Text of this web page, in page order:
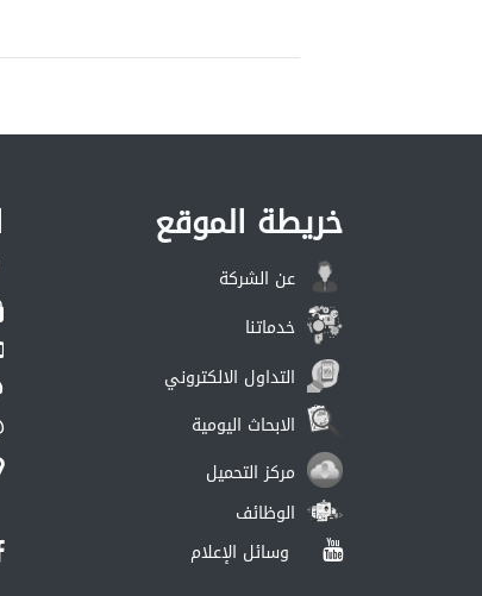
خريطة الموقع
عن الشركة
خدماتنا
التداول الالكتروني
الابحاث اليومية
مركز التحميل
الوظائف
وسائل الإعلام